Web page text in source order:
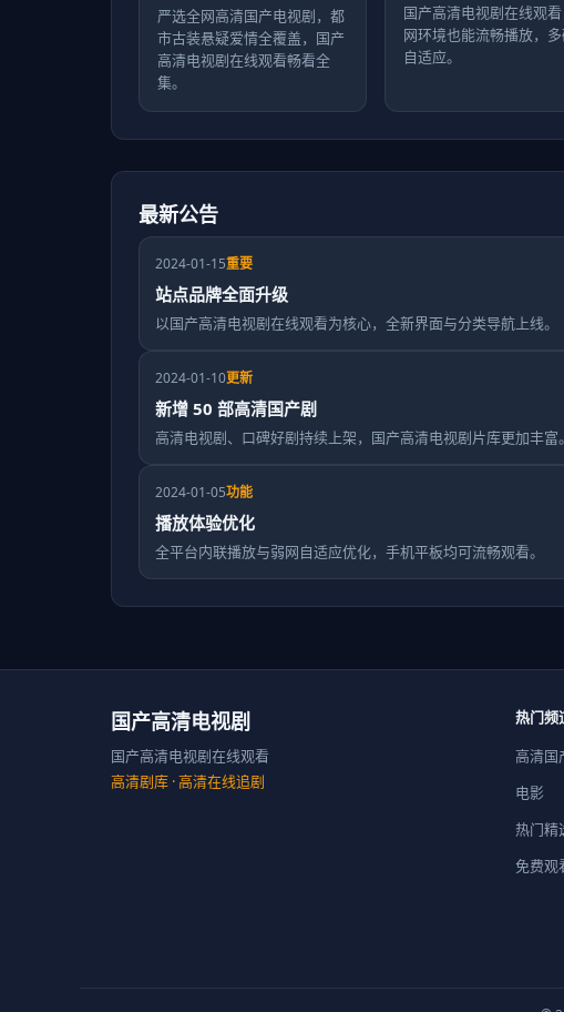
严选全网高清国产电视剧，都
市古装悬疑爱情全覆盖，国产
高清电视剧在线观看畅看全
集。
国产高清电视剧在线观
网环境也能流畅播放，
自适应。
最新公告
2024-01-15重要
站点品牌全面升级
以国产高清电视剧在线观看为核心，全新界面与分类导航上线。
2024-01-10更新
新增 50 部高清国产剧
高清电视剧、口碑好剧持续上架，国产高清电视剧片库更加丰富。
2024-01-05功能
播放体验优化
全平台内联播放与弱网自适应优化，手机平板均可流畅观看。
国产高清电视剧
国产高清电视剧在线观看
高清剧库 · 高清在线追剧
热门频
高清国
电影
热门精
免费观